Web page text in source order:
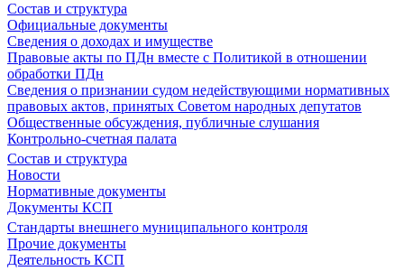
Состав и структура
Официальные документы
Сведения о доходах и имуществе
Правовые акты по ПДн вместе с Политикой в отношении
обработки ПДн
Сведения о признании судом недействующими нормативных
правовых актов, принятых Советом народных депутатов
Общественные обсуждения, публичные слушания
Контрольно-счетная палата
Состав и структура
Новости
Нормативные документы
Документы КСП
Стандарты внешнего муниципального контроля
Прочие документы
Деятельность КСП